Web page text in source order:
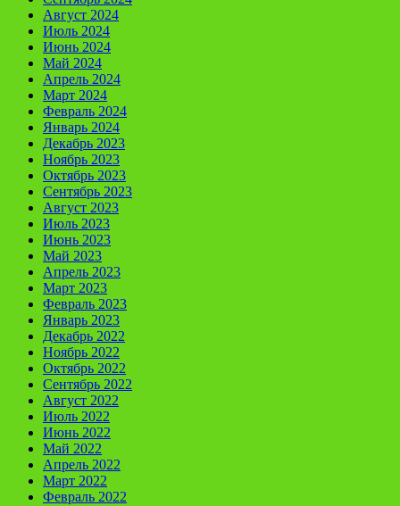
Август 2024
Июль 2024
Июнь 2024
Май 2024
Апрель 2024
Март 2024
Февраль 2024
Январь 2024
Декабрь 2023
Ноябрь 2023
Октябрь 2023
Сентябрь 2023
Август 2023
Июль 2023
Июнь 2023
Май 2023
Апрель 2023
Март 2023
Февраль 2023
Январь 2023
Декабрь 2022
Ноябрь 2022
Октябрь 2022
Сентябрь 2022
Август 2022
Июль 2022
Июнь 2022
Май 2022
Апрель 2022
Март 2022
Февраль 2022